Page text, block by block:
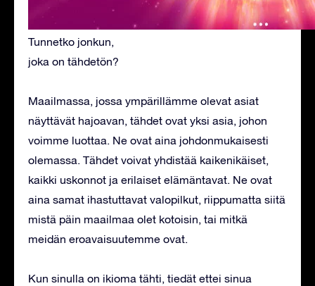
Tunnetko jonkun,
joka on tähdetön?
Maailmassa, jossa ympärillämme olevat asiat
näyttävät hajoavan, tähdet ovat yksi asia, johon
voimme luottaa. Ne ovat aina johdonmukaisesti
olemassa. Tähdet voivat yhdistää kaikenikäiset,
kaikki uskonnot ja erilaiset elämäntavat. Ne ovat
aina samat ihastuttavat valopilkut, riippumatta siitä
mistä päin maailmaa olet kotoisin, tai mitkä
meidän eroavaisuutemme ovat.
Kun sinulla on ikioma tähti, tiedät ettei sinua